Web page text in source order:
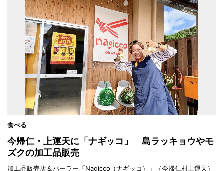
食べる
今帰仁・上運天に「ナギッコ」 島ラッキョウやモ
ズクの加工品販売
加工品販売店＆パーラー「Nagicco（ナギッコ）」（今帰仁村上運天）